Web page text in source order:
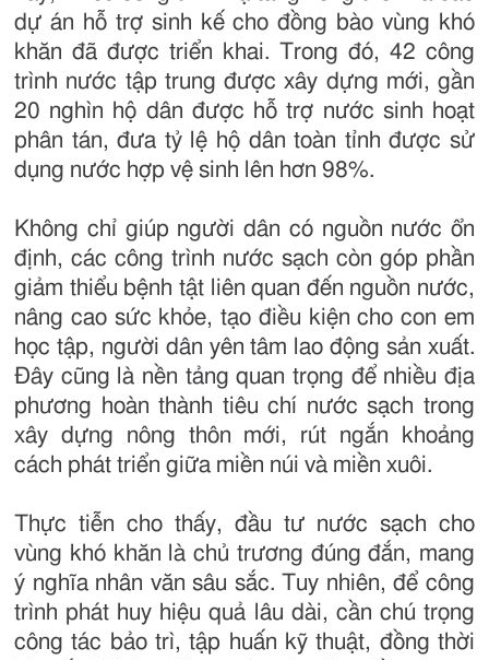
dự án hỗ trợ sinh kế cho đồng bào vùng khó
khăn đã được triển khai. Trong đó, 42 công
trình nước tập trung được xây dựng mới, gần
20 nghìn hộ dân được hỗ trợ nước sinh hoạt
phân tán, đưa tỷ lệ hộ dân toàn tỉnh được sử
dụng nước hợp vệ sinh lên hơn 98%.
Không chỉ giúp người dân có nguồn nước ổn
định, các công trình nước sạch còn góp phần
giảm thiểu bệnh tật liên quan đến nguồn nước,
nâng cao sức khỏe, tạo điều kiện cho con em
học tập, người dân yên tâm lao động sản xuất.
Đây cũng là nền tảng quan trọng để nhiều địa
phương hoàn thành tiêu chí nước sạch trong
xây dựng nông thôn mới, rút ngắn khoảng
cách phát triển giữa miền núi và miền xuôi.
Thực tiễn cho thấy, đầu tư nước sạch cho
vùng khó khăn là chủ trương đúng đắn, mang
ý nghĩa nhân văn sâu sắc. Tuy nhiên, để công
trình phát huy hiệu quả lâu dài, cần chú trọng
công tác bảo trì, tập huấn kỹ thuật, đồng thời